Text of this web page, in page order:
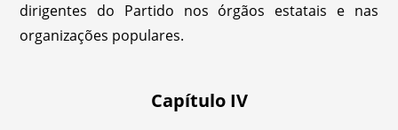
dirigentes do Partido nos órgãos estatais e nas
organizações populares.
Capítulo IV